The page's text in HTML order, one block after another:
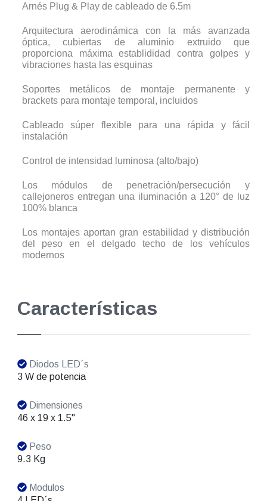
Arnés Plug & Play de cableado de 6.5m
Arquitectura aerodinámica con la más avanzada
óptica, cubiertas de aluminio extruido que
proporciona máxima establididad contra golpes y
vibraciones hasta las esquinas
Soportes metálicos de montaje permanente y
brackets para montaje temporal, incluidos
Cableado súper flexible para una rápida y fácil
instalación
Control de intensidad luminosa (alto/bajo)
Los módulos de penetración/persecución y
callejoneros entregan una iluminación a 120° de luz
100% blanca
Los montajes aportan gran estabilidad y distribución
del peso en el delgado techo de los vehículos
modernos
Características
Diodos LED´s
3 W de potencia
Dimensiones
46 x 19 x 1.5"
Peso
9.3 Kg
Modulos